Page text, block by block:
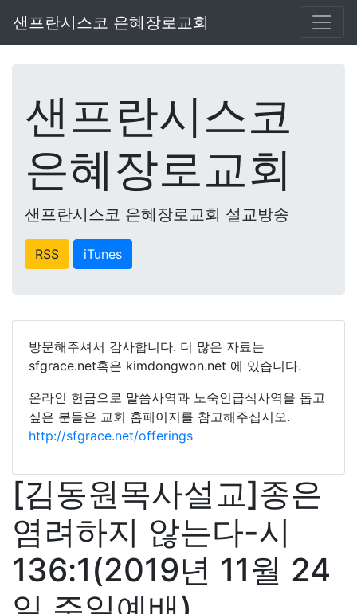
샌프란시스코 은혜장로교회
샌프란시스코
은혜장로교회
샌프란시스코 은혜장로교회 설교방송
RSS iTunes
방문해주셔서 감사합니다. 더 많은 자료는
sfgrace.net혹은 kimdongwon.net 에 있습니다.
온라인 헌금으로 말씀사역과 노숙인급식사역을 돕고
싶은 분들은 교회 홈페이지를 참고해주십시오.
http://sfgrace.net/offerings
[김동원목사설교]종은
염려하지 않는다-시
136:1(2019년 11월 24